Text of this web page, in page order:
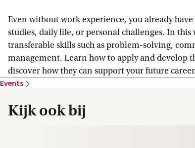
Even without work experience, you already
studies, daily life, or personal challenges. In this
transferable skills such as problem-solving,
management. Learn how to apply and develop
discover how they can support your future
Events
Kijk ook bij